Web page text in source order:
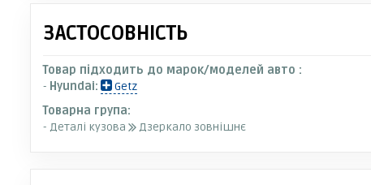
ЗАСТОСОВНІСТЬ
Товар підходить до марок/моделей авто :
- Hyundai:
Getz
Товарна група:
- Деталі кузова
Дзеркало зовнішнє